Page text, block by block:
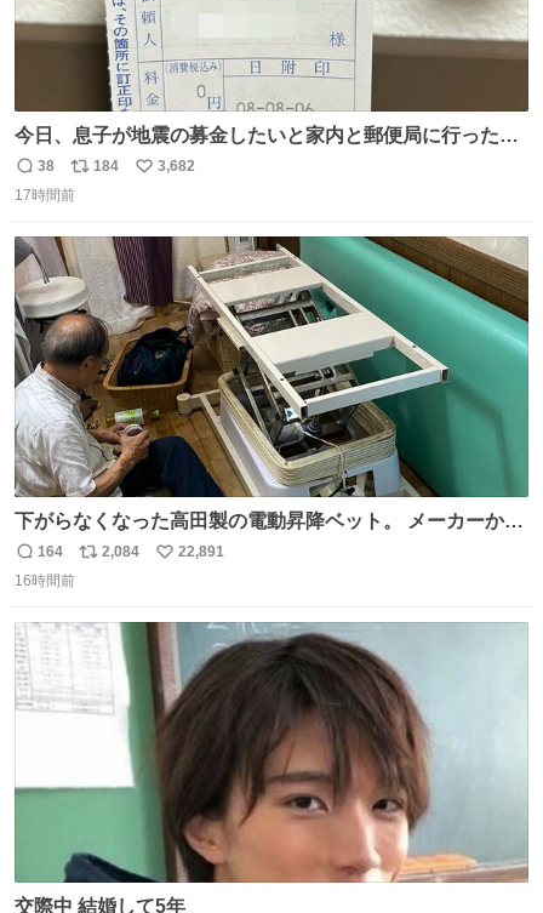
今日、息子が地震の募金したいと家内と郵便局に行ったみ
たいです。おもちゃとか買う選択肢もあったと思うけど、
自分で貯めてた2万円を役に立てて欲しい、みんなも元気
かできたらなぁと思いました。
返
信
38
リ
ポ
ト
数
184
い
数
3,682
17時間前
下がらなくなった高田製の電動昇降ベット。 メーカーから
は、完全に見放されたんですが、 見事に85歳の父が治しま
した。 うちの父は、トヨタカローラのボディをオート生産
の配線をハンダで修理している横で、
返
信
164
リ
ト
2,084
い
22,891
16時間前
交際中 結婚して5年